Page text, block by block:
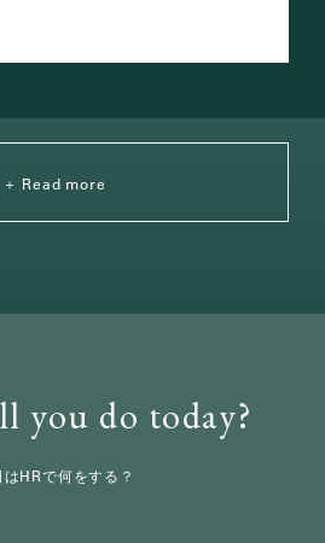
Read more
you do today?
はHRで何をする？